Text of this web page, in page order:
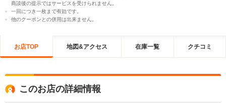
商談後の提示ではサービスを受けられません。
一回につき一枚まで有効です。
他のクーポンとの併用は出来ません。
お店TOP 地図&アクセス 在庫一覧 クチコミ
このお店の詳細情報